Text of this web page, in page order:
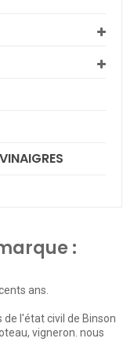
:
ans.
l'état civil de Binson
vigneron. nous